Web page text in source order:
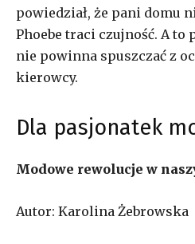
powiedział, że pani domu
Phoebe traci czujność. A to
nie powinna spuszczać z
kierowcy.
Dla pasjonatek
Modowe rewolucje w
Autor: Karolina Żebrowska